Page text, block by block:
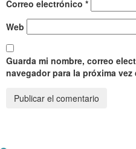
Correo electrónico *
Web
Guarda mi nombre, correo
navegador para la próxima vez